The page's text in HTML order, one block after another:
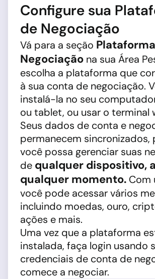
Configure sua
de Negociação
Vá para a seção
Negociação na sua Área
escolha a plataforma que
à sua conta de negociação.
instalá-la no seu
ou tablet, ou usar o terminal
Seus dados de conta e
permanecem sincronizados,
você possa gerenciar suas
de qualquer dispositivo, a
qualquer momento. Com
você pode acessar vários
incluindo moedas, ouro,
ações e mais.
Uma vez que a plataforma
instalada, faça login usando
credenciais de conta de
comece a negociar.